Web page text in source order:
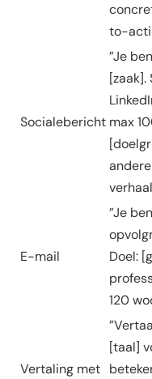
to-
Socialebericht
”Je
max
E-mail
”Je
Doel:
120
Vertaling met
[taal]